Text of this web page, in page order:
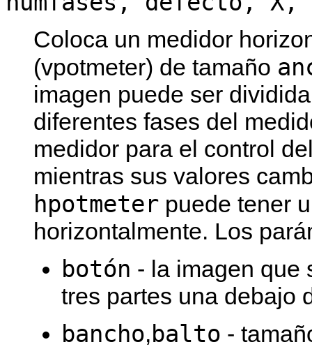
Coloca un medidor
(vpotmeter) de tamaño
imagen puede ser
diferentes fases del
medidor para el control
mientras sus valores
hpotmeter puede tener
horizontalmente. Los
botón - la imagen que
tres partes una debajo
bancho,balto -